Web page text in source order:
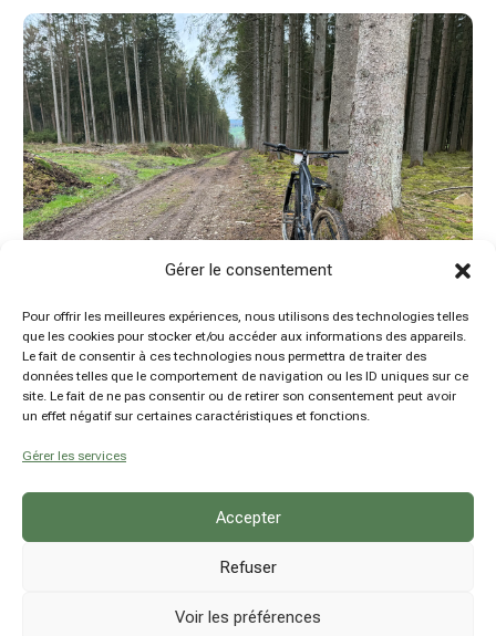
Gérer le consentement
Pour offrir les meilleures expériences, nous utilisons des technologies telles
que les cookies pour stocker et/ou accéder aux informations des appareils.
Le fait de consentir à ces technologies nous permettra de traiter des
données telles que le comportement de navigation ou les ID uniques sur ce
site. Le fait de ne pas consentir ou de retirer son consentement peut avoir
un effet négatif sur certaines caractéristiques et fonctions.
Gérer les services
Accepter
Refuser
Voir les préférences
Mes parcours d’entraînement VTT
byDamien Hansen|19 Mar 2024|Belgique,